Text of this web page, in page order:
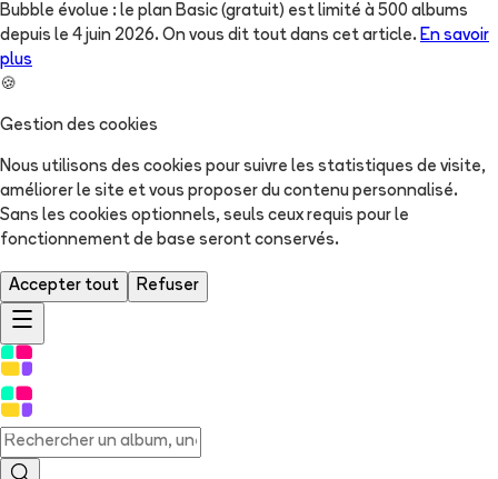
Bubble évolue : le plan Basic (gratuit) est limité à 500 albums
depuis le 4 juin 2026. On vous dit tout dans cet article. En savoir
plus
🍪
Gestion des cookies
Nous utilisons des cookies pour suivre les statistiques de visite,
améliorer le site et vous proposer du contenu personnalisé.
Sans les cookies optionnels, seuls ceux requis pour le
fonctionnement de base seront conservés.
Accepter tout Refuser